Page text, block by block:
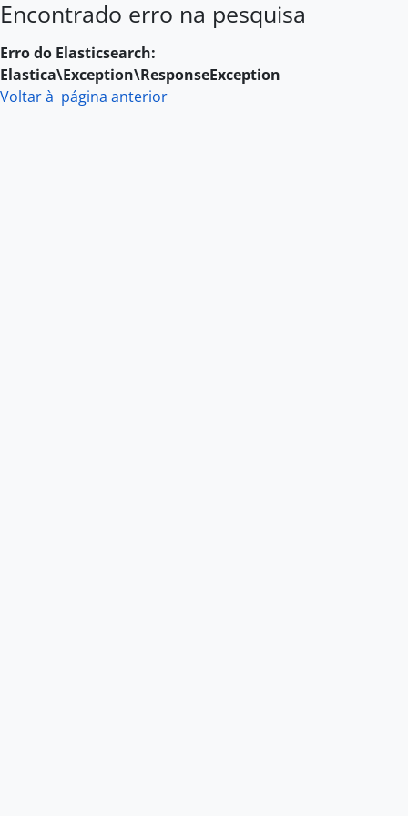
Skip to main content
Encontrado erro na pesquisa
Erro do Elasticsearch:
Elastica\Exception\ResponseException
Voltar à página anterior